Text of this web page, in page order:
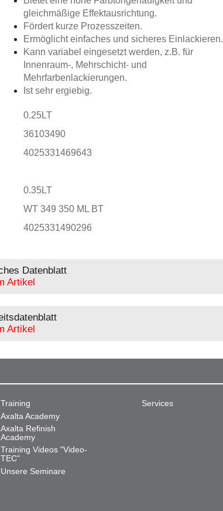
gleichmäßige Effektausrichtung.
Fördert kurze Prozesszeiten.
Ermöglicht einfaches und sicheres Einlackieren.
Kann variabel eingesetzt werden, z.B. für
Innenraum-, Mehrschicht- und
Mehrfarbenlackierungen.
Ist sehr ergiebig.
0.25LT
36103490
4025331469643
0.35LT
WT 349 350 ML BT
4025331490296
Datenblatt
Artikel
Artikel
Training
Axalta Academy
Axalta Refinish
Academy
Training Videos "Video-
TEC"
Unsere Seminare
Services